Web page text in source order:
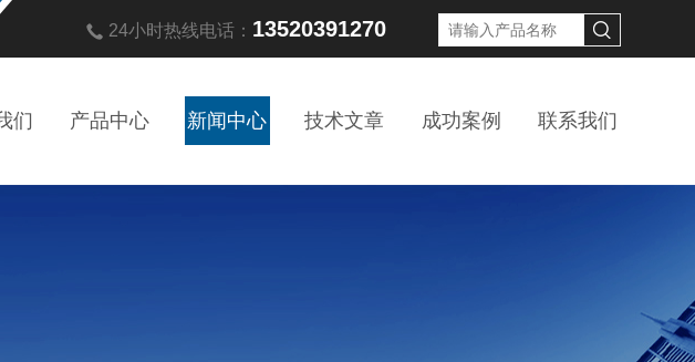
24小时热线电话： 13520391270
们 产品中心 新闻中心 技术文章 成功案例 联系我们